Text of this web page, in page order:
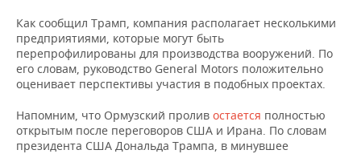
Как сообщил Трамп, компания располагает несколькими
предприятиями, которые могут быть
перепрофилированы для производства вооружений. По
его словам, руководство General Motors положительно
оценивает перспективы участия в подобных проектах.
Напомним, что Ормузский пролив остается полностью
открытым после переговоров США и Ирана. По словам
президента США Дональда Трампа, в минувшее